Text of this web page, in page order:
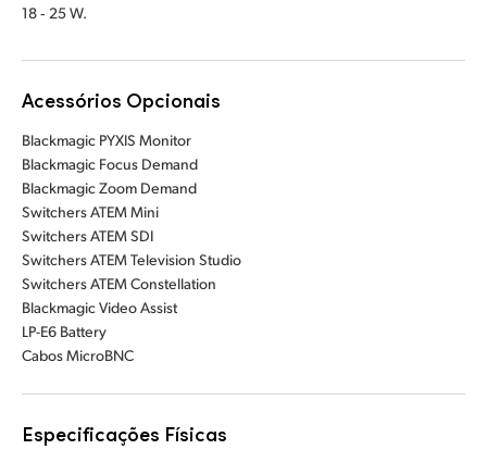
18 ‑ 25 W.
Acessórios Opcionais
Blackmagic PYXIS Monitor
Blackmagic Focus Demand
Blackmagic Zoom Demand
Switchers ATEM Mini
Switchers ATEM SDI
Switchers ATEM Television Studio
Switchers ATEM Constellation
Blackmagic Video Assist
LP-E6 Battery
Cabos MicroBNC
Especificações Físicas